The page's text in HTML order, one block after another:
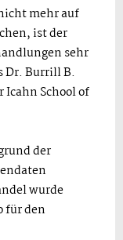
mehr auf
ist der
sehr
Dr. Burrill B.
School of
der
wurde
für den